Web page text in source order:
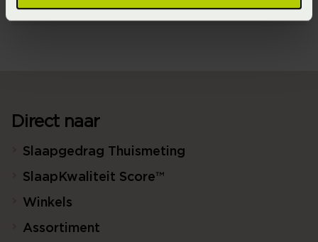
Direct naar
Slaapgedrag Thuismeting
SlaapKwaliteit Score™
Winkels
Assortiment